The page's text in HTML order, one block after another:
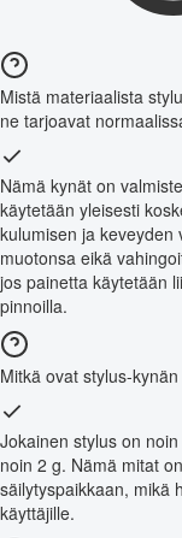
Mistä materiaalista
ne tarjoavat
Nämä kynät on
käytetään yleisesti
kulumisen ja keveyden
muotonsa eikä
jos painetta käytetään
pinnoilla.
Mitkä ovat stylus-
Jokainen stylus on
noin 2 g. Nämä mitat
säilytyspaikkaan, mikä
käyttäjille.